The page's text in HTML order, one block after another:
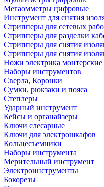
Мегаомметры цифровые
Инструмент для снятия
Стрипперы для сетевых
Стрипперы для разделки
Cтрипперы для снятия
Стрипперы для снятия
Ножи электрика монтерские
Наборы инструментов
Сверла, Коронки
Сумки, рюкзаки и пояса
Степлеры
Ударный инструмент
Кейсы и органайзеры
Ключи слесарные
Ключи для электрошкафов
Кольцесъемники
Наборы инструмента
Мерительный инструмент
Электроинструменты
Бокорезы